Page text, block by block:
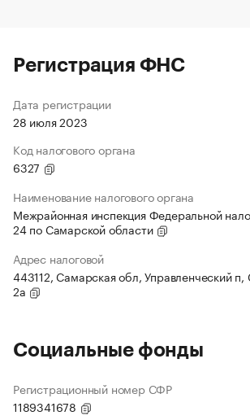
Регистрация ФНС
Дата регистрации
28 июля 2023
Код налогового органа
6327
Наименование налогового органа
Межрайонная инспекция Федеральной
24 по Самарской области
Адрес налоговой
443112, Самарская обл, Управленческий п,
2а
Социальные фонды
Регистрационный номер СФР
1189341678